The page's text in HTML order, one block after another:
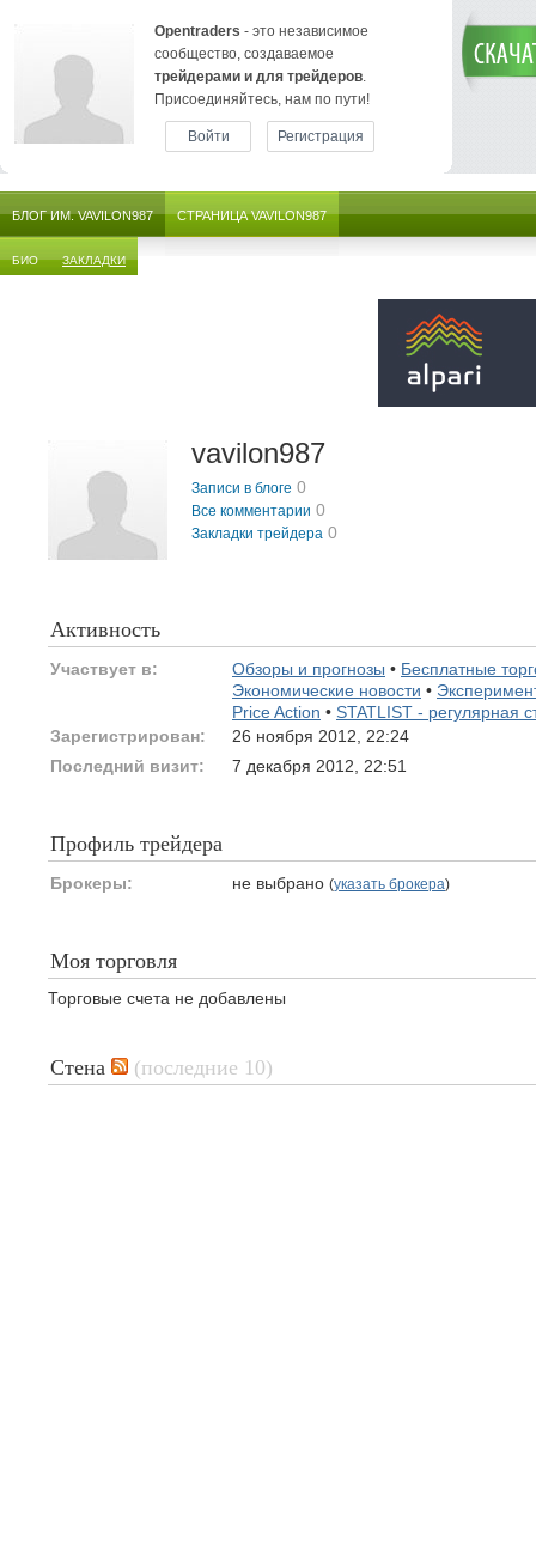
Opentraders - это независимое
сообщество, создаваемое
трейдерами и для трейдеров
Присоединяйтесь, нам по пути!
Войти Регистрация
БЛОГ ИМ. VAVILON987 СТРАНИЦА VAVILON987
БИО ЗАКЛАДКИ
vavilon987
Записи в блоге 0
Все комментарии 0
Закладки трейдера 0
Активность
Участвует в: Обзоры и прогнозы • Бесплатные
Экономические новости •
Price Action • STATLIST - регулярная
Зарегистрирован:
26 ноября 2012, 22:24
Последний визит:
7 декабря 2012, 22:51
Профиль трейдера
Брокеры: не выбрано (указать брокера)
Моя торговля
Торговые счета не добавлены
Стена (последние 10)